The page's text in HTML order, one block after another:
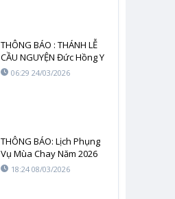
THÔNG BÁO : THÁNH LỄ
CẦU NGUYỆN Đức Hồng Y
Gioan Baotixita Phạm
06:29 24/03/2026
THÔNG BÁO: Lịch Phụng
Vụ Mùa Chay Năm 2026
18:24 08/03/2026